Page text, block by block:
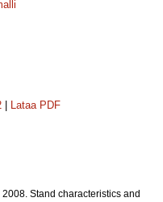
Lataa PDF
Stand characteristics and